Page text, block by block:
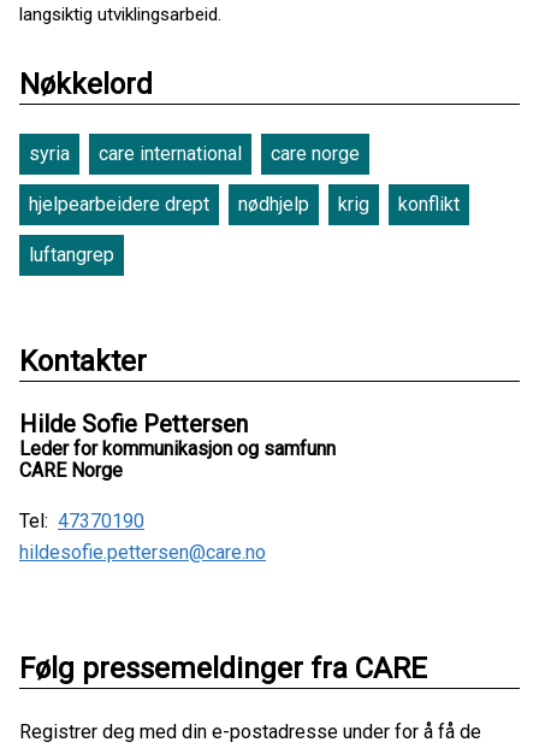
langsiktig utviklingsarbeid.
Nøkkelord
syria care international care norge
hjelpearbeidere drept nødhjelp krig konflikt
luftangrep
Kontakter
Hilde Sofie Pettersen
Leder for kommunikasjon og samfunn
CARE Norge
Tel: 47370190
hildesofie.pettersen@care.no
Følg pressemeldinger fra CARE
Registrer deg med din e-postadresse under for å få de